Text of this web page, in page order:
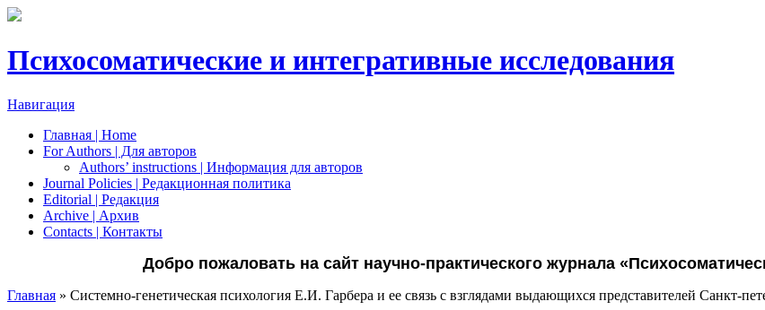
Психосоматические и интегративные исследования
Навигация
Главная | Home
For Authors | Для авторов
Authors’ instructions | Информация для авторов
Journal Policies | Редакционная политика
Editorial | Редакция
Archive | Архив
Сontacts | Контакты
Добро пожаловать на сайт научно-практического журнала
Главная » Системно-генетическая психология Е.И. Гарбера и ее связь с взглядами выдающихся представителей Санкт-